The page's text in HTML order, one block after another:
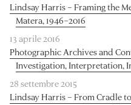
Lindsay Harris – Framing the
Matera, 1946–2016
13 aprile 2016
Photographic Archives and
Investigation, Interpretation,
28 settembre 2015
Lindsay Harris – From Cradle